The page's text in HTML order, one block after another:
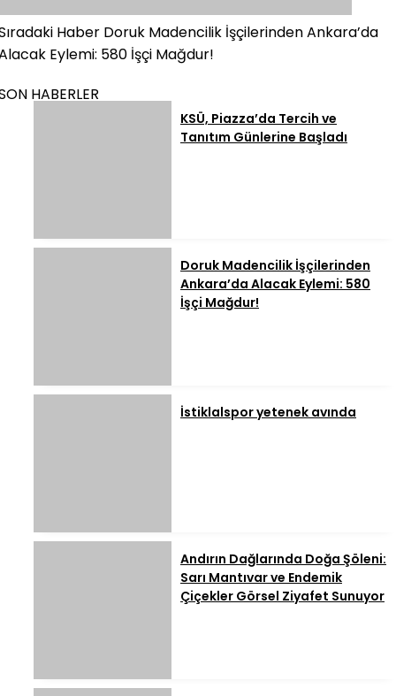
Haber Doruk Madencilik İşçilerinden Ankara’da
Eylemi: 580 İşçi Mağdur!
HABERLER
KSÜ, Piazza’da Tercih ve
Tanıtım Günlerine Başladı
Doruk Madencilik İşçilerinden
Ankara’da Alacak Eylemi: 580
İşçi Mağdur!
İstiklalspor yetenek avında
Andırın Dağlarında Doğa Şöleni:
Sarı Mantıvar ve Endemik
Çiçekler Görsel Ziyafet Sunuyor